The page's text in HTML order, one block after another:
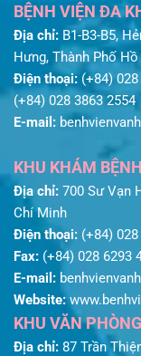
BỆNH VIỆN ĐA
Địa chỉ: B1-B3-B5,
Hưng, Thành Phố
Điện thoại: (+84)
(+84) 028 3863 2554
E-mail:
KHU KHÁM
Địa chỉ: 700 Sư Vạn
Chí Minh
Điện thoại: (+84)
Fax: (+84) 028 6293
E-mail:
Website:
KHU VĂN
Địa chỉ: 87 Trần